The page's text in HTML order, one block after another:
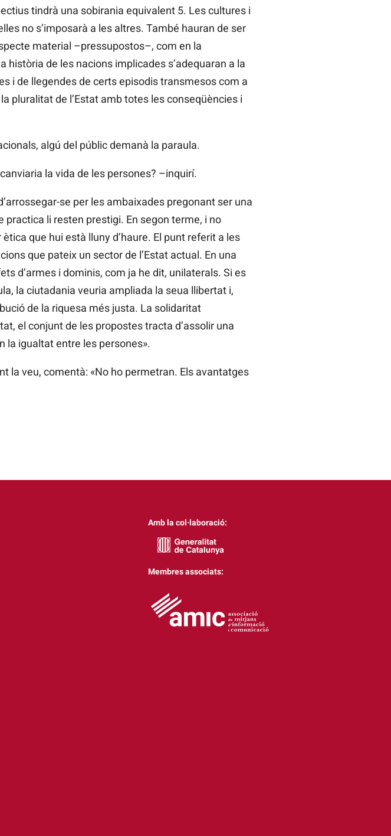
tindrà una sobirania equivalent 5. Les cultures i
no s’imposarà a les altres. També hauran de ser
material –pressupostos–, com en la
de les nacions implicades s’adequaran a la
i de llegendes de certs episodis transmesos com a
pluralitat de l’Estat amb totes les conseqüències i
algú del públic demanà la paraula.
la vida de les persones? –inquirí.
se per les ambaixades pregonant ser una
li resten prestigi. En segon terme, i no
que hui està lluny d’haure. El punt referit a les
que pateix un sector de l’Estat actual. En una
d’armes i dominis, com ja he dit, unilaterals. Si es
la ciutadania veuria ampliada la seua llibertat i,
de la riquesa més justa. La solidaritat
el conjunt de les propostes tracta d’assolir una
la igualtat entre les persones».
la veu, comentà: «No ho permetran. Els avantatges
Amb la col·laboració:
Membres associats: